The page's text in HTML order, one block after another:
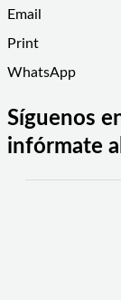
Email
Print
WhatsApp
Síguenos
infórmate